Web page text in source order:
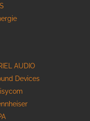
AUDIO
Devices